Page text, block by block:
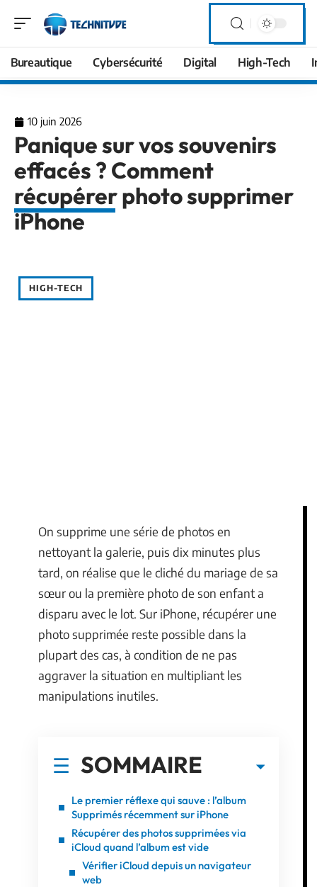
Bureautique Cybersécurité Digital High-Tech
10 juin 2026
Panique sur vos souvenirs
effacés ? Comment
récupérer photo supprimer
iPhone
HIGH-TECH
On supprime une série de photos en
nettoyant la galerie, puis dix minutes plus
tard, on réalise que le cliché du mariage de sa
sœur ou la première photo de son enfant a
disparu avec le lot. Sur iPhone, récupérer une
photo supprimée reste possible dans la
plupart des cas, à condition de ne pas
aggraver la situation en multipliant les
manipulations inutiles.
SOMMAIRE
Le premier réflexe qui sauve : l’album
Supprimés récemment sur iPhone
Récupérer des photos supprimées via
iCloud quand l’album est vide
Vérifier iCloud depuis un navigateur
web